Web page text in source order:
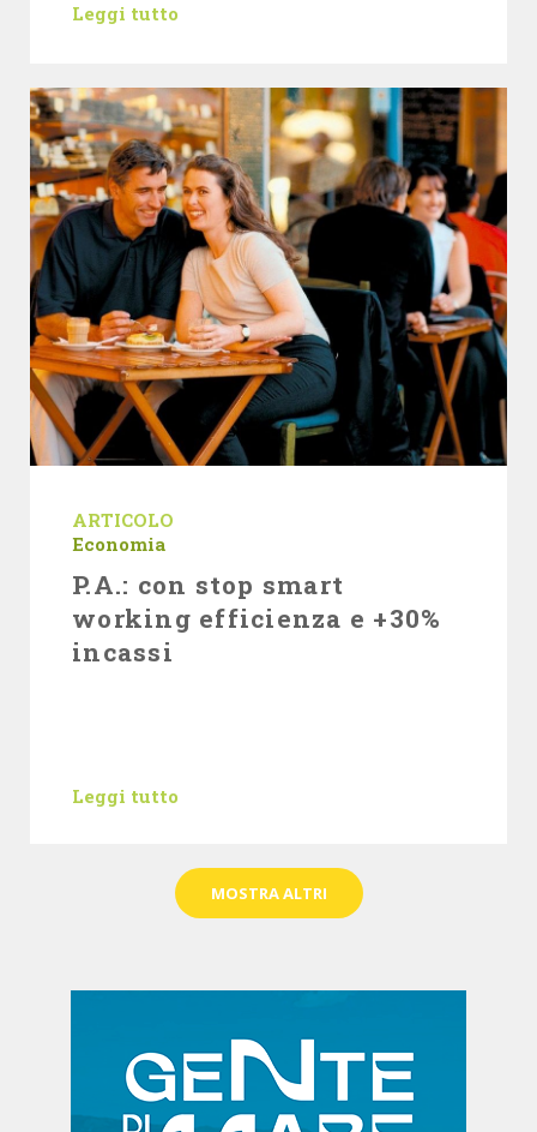
Leggi tutto
ARTICOLO
Economia
P.A.: con stop smart
working efficienza e +30%
incassi
Leggi tutto
MOSTRA ALTRI